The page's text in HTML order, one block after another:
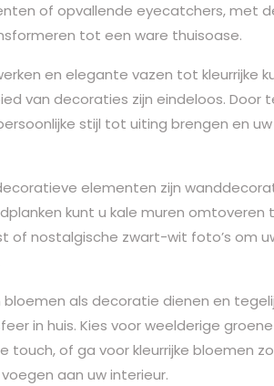
of opvallende eyecatchers, met
tot een ware thuisoase.
en elegante vazen tot kleurrijke
van decoraties zijn eindeloos. Door
stijl tot uiting brengen en
elementen zijn
kunt u kale muren omtoveren
of nostalgische zwart-wit foto’s om
als decoratie dienen en
in huis. Kies voor weelderige
touch, of ga voor kleurrijke bloemen
aan uw interieur.